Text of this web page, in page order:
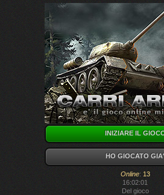
INIZIARE IL
HO GIOCATO GIA'
Online: 13
16:02:01
Del gioco